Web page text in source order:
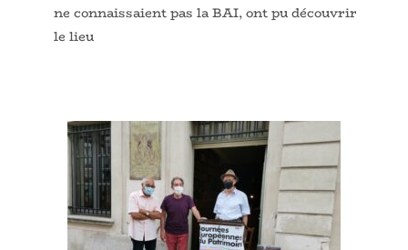
ne connaissaient pas la BAI, ont pu découvrir
le lieu